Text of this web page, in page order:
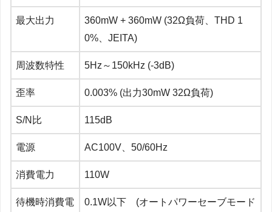
最大出力
360mW + 360mW (32Ω負荷、THD 1
0%、JEITA)
周波数特性 5Hz～150kHz (-3dB)
歪率 0.003% (出力30mW 32Ω負荷)
S/N比 115dB
電源 AC100V、50/60Hz
消費電力 110W
待機時消費電
0.1W以下 (オートパワーセーブモード